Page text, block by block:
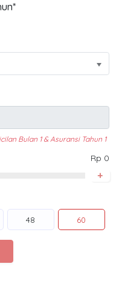
Bulan 1 & Asuransi Tahun 1
Rp 0
+
48 60